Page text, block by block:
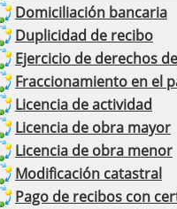
Domiciliación bancaria
Duplicidad de recibo
Ejercicio de derechos
Fraccionamiento en el
Licencia de actividad
Licencia de obra mayor
Licencia de obra menor
Modificación catastral
Pago de recibos con